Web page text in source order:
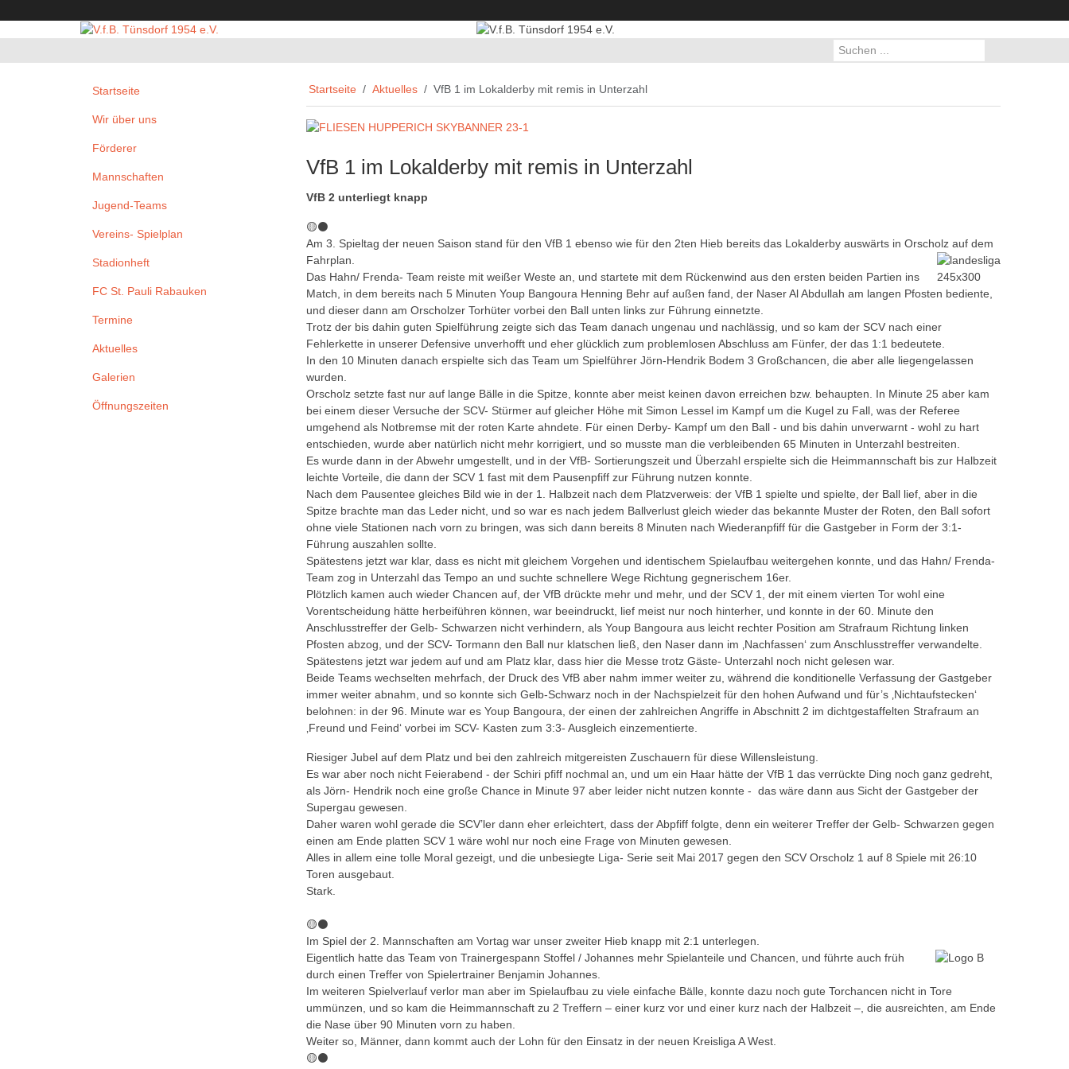
Startseite
Wir über uns
Förderer
Mannschaften
Jugend-Teams
Vereins- Spielplan
Stadionheft
FC St. Pauli Rabauken
Termine
Aktuelles
Galerien
Öffnungszeiten
Startseite Aktuelles VfB 1 im Lokalderby mit remis in Unterzahl
VfB 1 im Lokalderby mit remis in Unterzahl
VfB 2 unterliegt knapp
🟡⚫️
Am 3. Spieltag der neuen Saison stand für den VfB 1 ebenso wie für den 2ten Hieb bereits das Lokalderby auswärts in Orscholz auf dem
Fahrplan.
Das Hahn/ Frenda- Team reiste mit weißer Weste an, und startete mit dem Rückenwind aus den ersten beiden Partien ins
Match, in dem bereits nach 5 Minuten Youp Bangoura Henning Behr auf außen fand, der Naser Al Abdullah am langen Pfosten bediente,
und dieser dann am Orscholzer Torhüter vorbei den Ball unten links zur Führung einnetzte.
Trotz der bis dahin guten Spielführung zeigte sich das Team danach ungenau und nachlässig, und so kam der SCV nach einer
Fehlerkette in unserer Defensive unverhofft und eher glücklich zum problemlosen Abschluss am Fünfer, der das 1:1 bedeutete.
In den 10 Minuten danach erspielte sich das Team um Spielführer Jörn-Hendrik Bodem 3 Großchancen, die aber alle liegengelassen
wurden.
Orscholz setzte fast nur auf lange Bälle in die Spitze, konnte aber meist keinen davon erreichen bzw. behaupten. In Minute 25 aber kam
bei einem dieser Versuche der SCV- Stürmer auf gleicher Höhe mit Simon Lessel im Kampf um die Kugel zu Fall, was der Referee
umgehend als Notbremse mit der roten Karte ahndete. Für einen Derby- Kampf um den Ball - und bis dahin unverwarnt - wohl zu hart
entschieden, wurde aber natürlich nicht mehr korrigiert, und so musste man die verbleibenden 65 Minuten in Unterzahl bestreiten.
Es wurde dann in der Abwehr umgestellt, und in der VfB- Sortierungszeit und Überzahl erspielte sich die Heimmannschaft bis zur Halbzeit
leichte Vorteile, die dann der SCV 1 fast mit dem Pausenpfiff zur Führung nutzen konnte.
Nach dem Pausentee gleiches Bild wie in der 1. Halbzeit nach dem Platzverweis: der VfB 1 spielte und spielte, der Ball lief, aber in die
Spitze brachte man das Leder nicht, und so war es nach jedem Ballverlust gleich wieder das bekannte Muster der Roten, den Ball sofort
ohne viele Stationen nach vorn zu bringen, was sich dann bereits 8 Minuten nach Wiederanpfiff für die Gastgeber in Form der 3:1-
Führung auszahlen sollte.
Spätestens jetzt war klar, dass es nicht mit gleichem Vorgehen und identischem Spielaufbau weitergehen konnte, und das Hahn/ Frenda-
Team zog in Unterzahl das Tempo an und suchte schnellere Wege Richtung gegnerischem 16er.
Plötzlich kamen auch wieder Chancen auf, der VfB drückte mehr und mehr, und der SCV 1, der mit einem vierten Tor wohl eine
Vorentscheidung hätte herbeiführen können, war beeindruckt, lief meist nur noch hinterher, und konnte in der 60. Minute den
Anschlusstreffer der Gelb- Schwarzen nicht verhindern, als Youp Bangoura aus leicht rechter Position am Strafraum Richtung linken
Pfosten abzog, und der SCV- Tormann den Ball nur klatschen ließ, den Naser dann im ‚Nachfassen‘ zum Anschlusstreffer verwandelte.
Spätestens jetzt war jedem auf und am Platz klar, dass hier die Messe trotz Gäste- Unterzahl noch nicht gelesen war.
Beide Teams wechselten mehrfach, der Druck des VfB aber nahm immer weiter zu, während die konditionelle Verfassung der Gastgeber
immer weiter abnahm, und so konnte sich Gelb-Schwarz noch in der Nachspielzeit für den hohen Aufwand und für’s ‚Nichtaufstecken‘
belohnen: in der 96. Minute war es Youp Bangoura, der einen der zahlreichen Angriffe in Abschnitt 2 im dichtgestaffelten Strafraum an
‚Freund und Feind‘ vorbei im SCV- Kasten zum 3:3- Ausgleich einzementierte.
Riesiger Jubel auf dem Platz und bei den zahlreich mitgereisten Zuschauern für diese Willensleistung.
Es war aber noch nicht Feierabend - der Schiri pfiff nochmal an, und um ein Haar hätte der VfB 1 das verrückte Ding noch ganz gedreht,
als Jörn- Hendrik noch eine große Chance in Minute 97 aber leider nicht nutzen konnte - das wäre dann aus Sicht der Gastgeber der
Supergau gewesen.
Daher waren wohl gerade die SCV’ler dann eher erleichtert, dass der Abpfiff folgte, denn ein weiterer Treffer der Gelb- Schwarzen gegen
einen am Ende platten SCV 1 wäre wohl nur noch eine Frage von Minuten gewesen.
Alles in allem eine tolle Moral gezeigt, und die unbesiegte Liga- Serie seit Mai 2017 gegen den SCV Orscholz 1 auf 8 Spiele mit 26:10
Toren ausgebaut.
Stark.
🟡⚫️
Im Spiel der 2. Mannschaften am Vortag war unser zweiter Hieb knapp mit 2:1 unterlegen.
Eigentlich hatte das Team von Trainergespann Stoffel / Johannes mehr Spielanteile und Chancen, und führte auch früh
durch einen Treffer von Spielertrainer Benjamin Johannes.
Im weiteren Spielverlauf verlor man aber im Spielaufbau zu viele einfache Bälle, konnte dazu noch gute Torchancen nicht in Tore
ummünzen, und so kam die Heimmannschaft zu 2 Treffern – einer kurz vor und einer kurz nach der Halbzeit –, die ausreichten, am Ende
die Nase über 90 Minuten vorn zu haben.
Weiter so, Männer, dann kommt auch der Lohn für den Einsatz in der neuen Kreisliga A West.
🟡⚫️